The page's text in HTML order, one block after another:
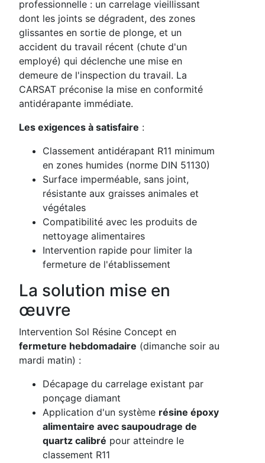
professionnelle : un carrelage vieillissant
dont les joints se dégradent, des zones
glissantes en sortie de plonge, et un
accident du travail récent (chute d'un
employé) qui déclenche une mise en
demeure de l'inspection du travail. La
CARSAT préconise la mise en conformité
antidérapante immédiate.
Les exigences à satisfaire :
Classement antidérapant R11 minimum
en zones humides (norme DIN 51130)
Surface imperméable, sans joint,
résistante aux graisses animales et
végétales
Compatibilité avec les produits de
nettoyage alimentaires
Intervention rapide pour limiter la
fermeture de l'établissement
La solution mise en
œuvre
Intervention Sol Résine Concept en
fermeture hebdomadaire (dimanche soir au
mardi matin) :
Décapage du carrelage existant par
ponçage diamant
Application d'un système résine époxy
alimentaire avec saupoudrage de
quartz calibré pour atteindre le
classement R11